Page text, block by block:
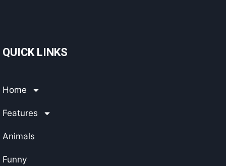
QUICK LINKS
Home
Features
Animals
Funny